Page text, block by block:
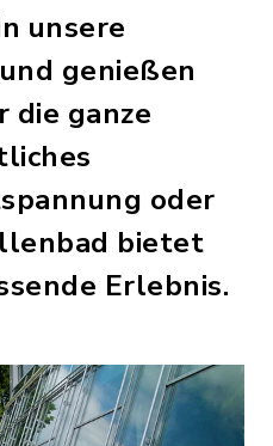
unsere
genießen
die ganze
oder
bietet
Erlebnis.